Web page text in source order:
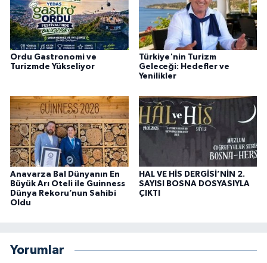
Ordu Gastronomi ve
Turizmde Yükseliyor
Türkiye'nin Turizm
Geleceği: Hedefler ve
Yenilikler
Anavarza Bal Dünyanın En
Büyük Arı Oteli ile Guinness
Dünya Rekoru’nun Sahibi
Oldu
HAL VE HİS DERGİSİ’NİN 2.
SAYISI BOSNA DOSYASIYLA
ÇIKTI
Yorumlar